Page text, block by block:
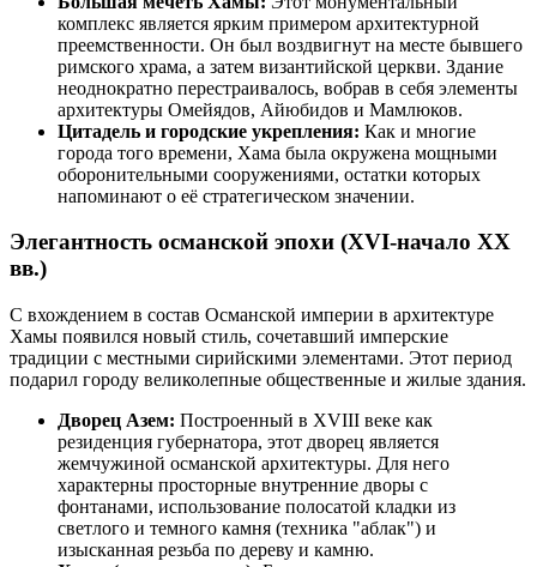
комплекс является ярким примером архитектурной
преемственности. Он был воздвигнут на месте бывшего
римского храма, а затем византийской церкви. Здание
неоднократно перестраивалось, вобрав в себя элементы
архитектуры Омейядов, Айюбидов и Мамлюков.
Цитадель и городские укрепления: Как и многие
города того времени, Хама была окружена мощными
оборонительными сооружениями, остатки которых
напоминают о её стратегическом значении.
Элегантность османской эпохи (XVI-начало XX
вв.)
С вхождением в состав Османской империи в архитектуре
Хамы появился новый стиль, сочетавший имперские
традиции с местными сирийскими элементами. Этот период
подарил городу великолепные общественные и жилые здания.
Дворец Азем: Построенный в XVIII веке как
резиденция губернатора, этот дворец является
жемчужиной османской архитектуры. Для него
характерны просторные внутренние дворы с
фонтанами, использование полосатой кладки из
светлого и темного камня (техника "аблак") и
изысканная резьба по дереву и камню.